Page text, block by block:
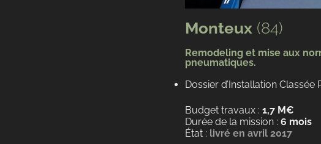
Monteux (84)
Remodeling et mise aux
pneumatiques.
Dossier d’Installation Classée
Budget travaux : 1,7 M€
Durée de la mission : 6 mois
État : livré en avril 2017